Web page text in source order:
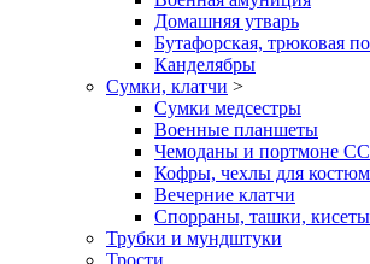
Домашняя утварь
Бутафорская, трюковая
Канделябры
Сумки, клатчи >
Сумки медсестры
Военные планшеты
Чемоданы и портмоне
Кофры, чехлы для
Вечерние клатчи
Спорраны, ташки, кисеты
Трубки и мундштуки
Трости